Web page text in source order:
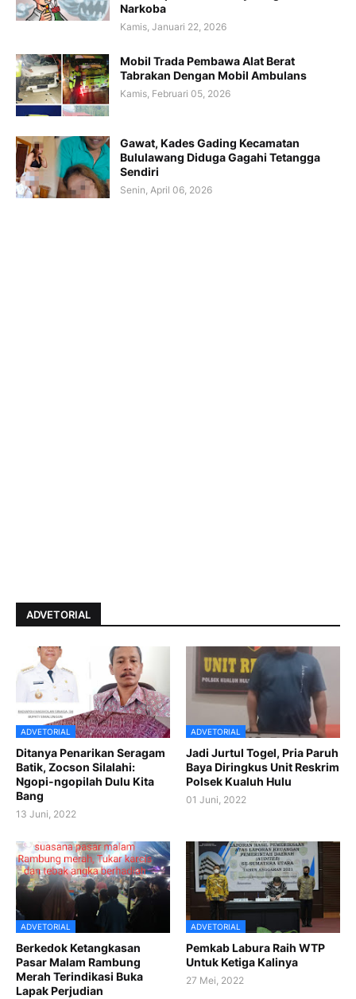
Narkoba
Kamis, Januari 22, 2026
Mobil Trada Pembawa Alat Berat
Tabrakan Dengan Mobil Ambulans
Kamis, Februari 05, 2026
Gawat, Kades Gading Kecamatan
Bululawang Diduga Gagahi Tetangga
Sendiri
Senin, April 06, 2026
ADVETORIAL
ADVETORIAL
Ditanya Penarikan Seragam
Batik, Zocson Silalahi:
Ngopi-ngopilah Dulu Kita
Bang
13 Juni, 2022
ADVETORIAL
Jadi Jurtul Togel, Pria Paruh
Baya Diringkus Unit Reskrim
Polsek Kualuh Hulu
01 Juni, 2022
ADVETORIAL
Berkedok Ketangkasan
Pasar Malam Rambung
Merah Terindikasi Buka
Lapak Perjudian
ADVETORIAL
Pemkab Labura Raih WTP
Untuk Ketiga Kalinya
27 Mei, 2022